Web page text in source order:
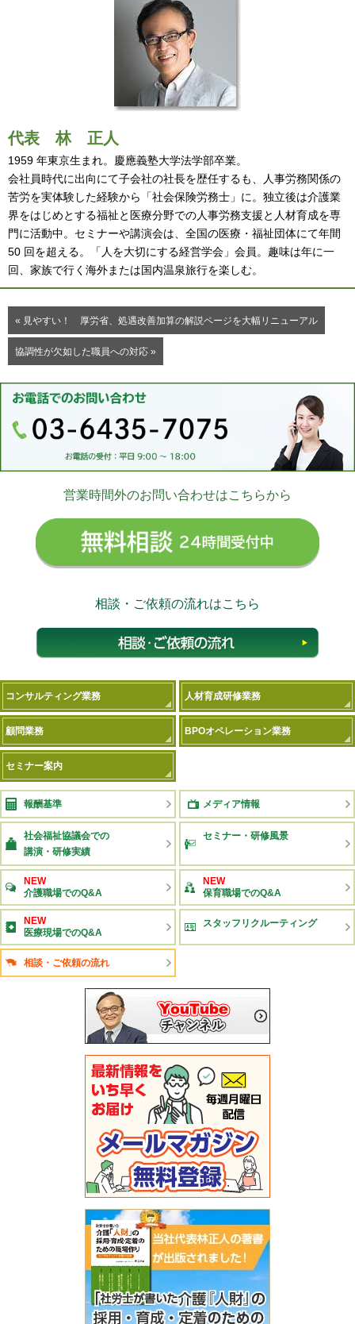
代表 林 正人
1959 年東京生まれ。慶應義塾大学法学部卒業。
会社員時代に出向にて子会社の社長を歴任するも、人事労務関係の
苦労を実体験した経験から「社会保険労務士」に。独立後は介護業
界をはじめとする福祉と医療分野での人事労務支援と人材育成を専
門に活動中。セミナーや講演会は、全国の医療・福祉団体にて年間
50 回を超える。「人を大切にする経営学会」会員。趣味は年に一
回、家族で行く海外または国内温泉旅行を楽しむ。
« 見やすい！ 厚労省、処遇改善加算の解説ページを大幅リニューアル
協調性が欠如した職員への対応 »
営業時間外のお問い合わせはこちらから
相談・ご依頼の流れはこちら
コンサルティング業務 人材育成研修業務
顧問業務 BPOオペレーション業務
セミナー案内
報酬基準 メディア情報
社会福祉協議会での
講演・研修実績
セミナー・研修風景
NEW
介護職場でのQ&A
NEW
保育職場でのQ&A
NEW
医療現場でのQ&A
スタッフリクルーティング
相談・ご依頼の流れ